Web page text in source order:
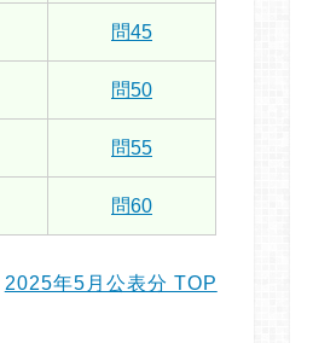
問45
問50
問55
問60
2025年5月公表分 TOP